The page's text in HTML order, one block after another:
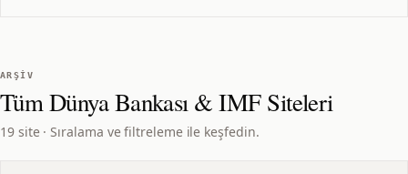
ARŞIV
TümDünya Bankası & IMFSiteleri
19 site · Sıralama ve filtreleme ile keşfedin.